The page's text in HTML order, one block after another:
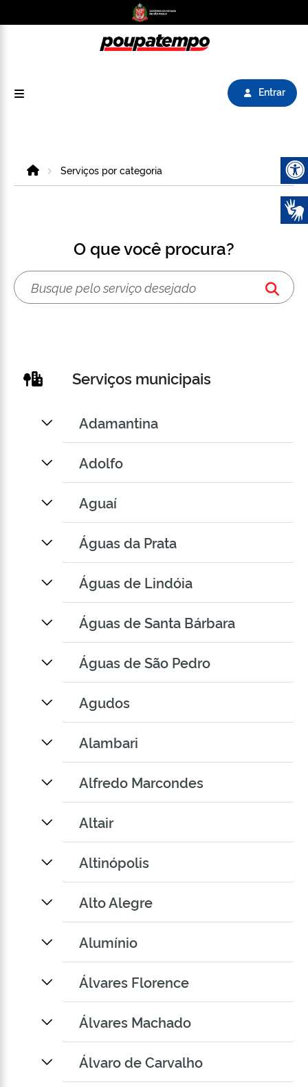
Entrar
HomeServiços por categoria
O que você procura?
Serviços municipais
Adamantina
Adolfo
Aguaí
Águas da Prata
Águas de Lindóia
Águas de Santa Bárbara
Águas de São Pedro
Agudos
Alambari
Alfredo Marcondes
Altair
Altinópolis
Alto Alegre
Alumínio
Álvares Florence
Álvares Machado
Álvaro de Carvalho